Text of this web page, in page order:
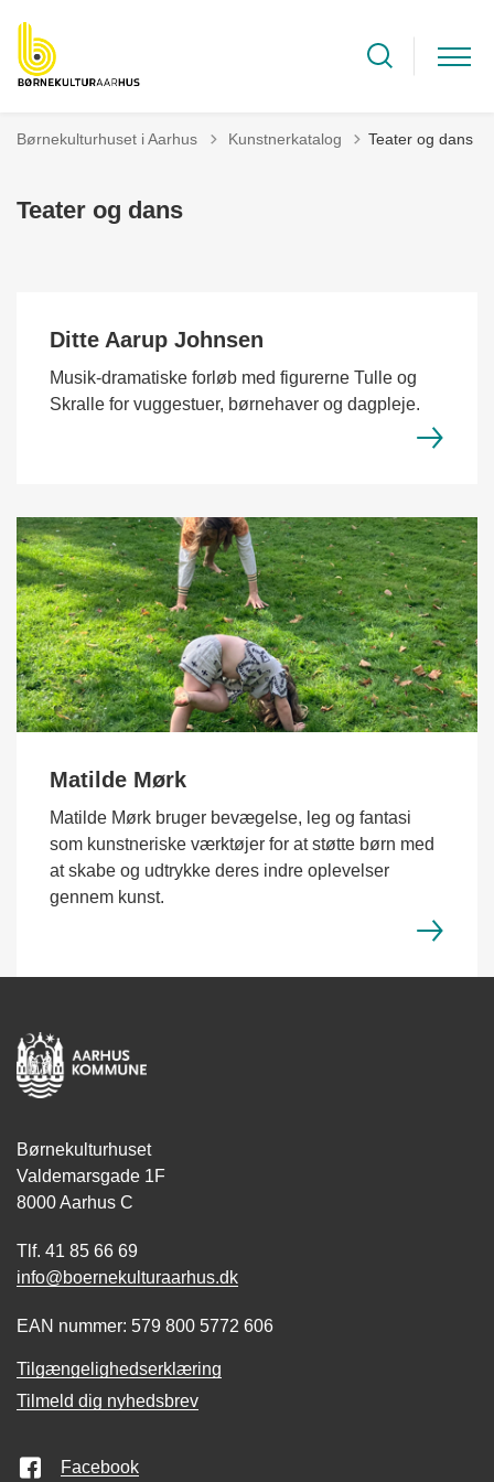
Børnekulturhuset i Aarhus Tilbage til
Kunstnerkatalog Teater og dans
Teater og dans
Ditte Aarup Johnsen
Musik-dramatiske forløb med figurerne Tulle og
Skralle for vuggestuer, børnehaver og dagpleje.
Matilde Mørk
Matilde Mørk bruger bevægelse, leg og fantasi
som kunstneriske værktøjer for at støtte børn med
at skabe og udtrykke deres indre oplevelser
gennem kunst.
Børnekulturhuset
Valdemarsgade 1F
8000 Aarhus C
Tlf. 41 85 66 69
info@boernekulturaarhus.dk
EAN nummer: 579 800 5772 606
Tilgængelighedserklæring
Tilmeld dig nyhedsbrev
Facebook